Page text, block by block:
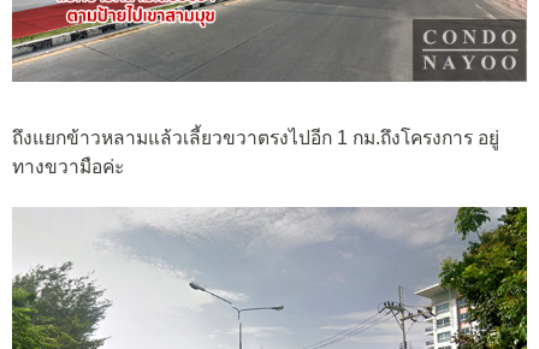
ถึงแยกข้าวหลามแล้วเลี้ยวขวาตรงไปอีก 1 กม.ถึงโครงการ อยู่
ทางขวามือค่ะ